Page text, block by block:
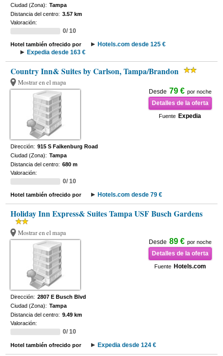
Ciudad (Zona): Tampa
Distancia del centro: 3.57 km
Valoración:
0/ 10
Hotel también ofrecido por
Hotels.com desde 125 €
Expedia desde 163 €
Country Inn& Suites by Carlson, Tampa/Brandon
Mostrar en el mapa
Desde 79 € por noche
Detalles de la oferta
Fuente Expedia
Dirección: 915 S Falkenburg Road
Ciudad (Zona): Tampa
Distancia del centro: 680 m
Valoración:
0/ 10
Hotel también ofrecido por Hotels.com desde 79 €
Holiday Inn Express& Suites Tampa USF Busch Gardens
Mostrar en el mapa
Desde 89 € por noche
Detalles de la oferta
Fuente Hotels.com
Dirección: 2807 E Busch Blvd
Ciudad (Zona): Tampa
Distancia del centro: 9.49 km
Valoración:
0/ 10
Hotel también ofrecido por Expedia desde 124 €